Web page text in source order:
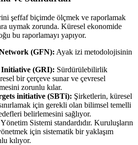
şeffaf biçimde ölçmek ve raporlamak
uymak zorunda. Küresel ekonomide
bu raporlamayı yapıyor.
(GFN): Ayak izi metodolojisinin
(GRI): Sürdürülebilirlik
bir çerçeve sunar ve çevresel
zorunlu kılar.
initiative (SBTi): Şirketlerin, küresel
için gerekli olan bilimsel temelli
belirlemesini sağlıyor.
Sistemi standardıdır. Kuruluşların
için sistematik bir yaklaşım
kılıyor.